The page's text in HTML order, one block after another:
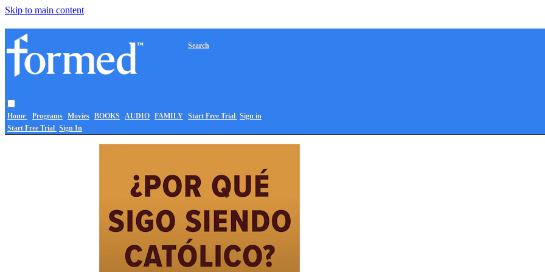
Skip to main content
Home Programs Movies BOOKS AUDIO FAMILY
Search
Start Free Trial Sign in
Start Free Trial Sign In